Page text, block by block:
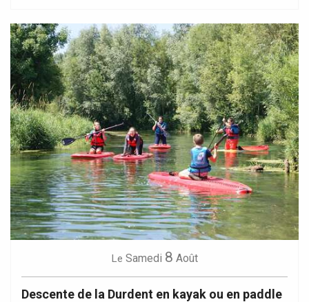
Le Samedi 8 Août
Descente de la Durdent en kayak ou en paddle